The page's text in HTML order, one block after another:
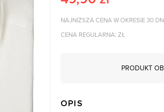
NAJNIŻSZA CENA W OKRESIE 30
CENA REGULARNA: ZŁ
PRODUKT
OPIS